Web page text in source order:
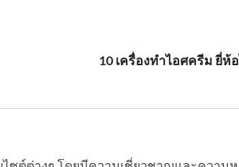
10 เครื่องทำไอศครีม ยี่